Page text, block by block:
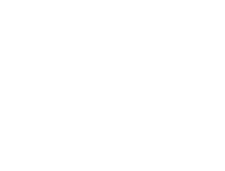
You with
How to Really